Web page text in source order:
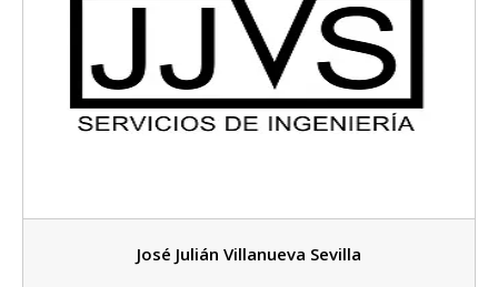
José Julián Villanueva Sevilla